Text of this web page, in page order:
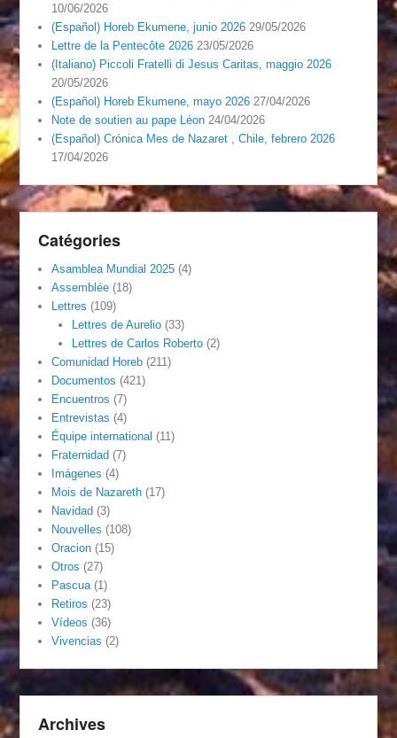
10/06/2026
(Español) Horeb Ekumene, junio 2026 29/05/2026
Lettre de la Pentecôte 2026 23/05/2026
(Italiano) Piccoli Fratelli di Jesus Caritas, maggio 2026
20/05/2026
(Español) Horeb Ekumene, mayo 2026 27/04/2026
Note de soutien au pape Léon 24/04/2026
(Español) Crónica Mes de Nazaret , Chile, febrero 2026
17/04/2026
Catégories
Asamblea Mundial 2025 (4)
Assemblée (18)
Lettres (109)
Lettres de Aurelio(33)
Lettres de Carlos Roberto(2)
Comunidad Horeb (211)
Documentos (421)
Encuentros (7)
Entrevistas (4)
Équipe international (11)
Fraternidad (7)
Imágenes (4)
Mois de Nazareth (17)
Navidad (3)
Nouvelles (108)
Oracion (15)
Otros (27)
Pascua (1)
Retiros (23)
Vídeos (36)
Vivencias (2)
Archives